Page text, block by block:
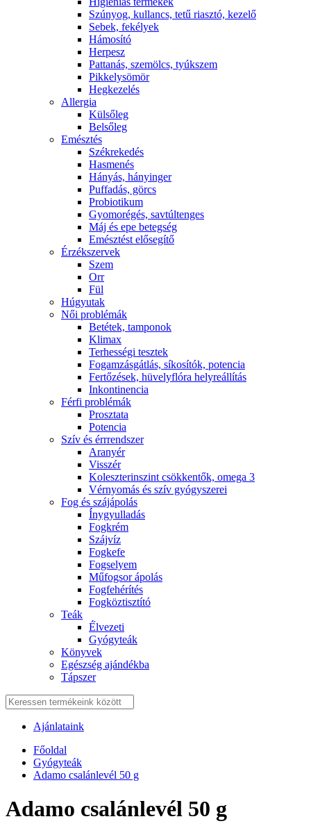
Szúnyog, kullancs, tetű riasztó, kezelő
Sebek, fekélyek
Hámosító
Herpesz
Pattanás, szemölcs, tyúkszem
Pikkelysömör
Hegkezelés
Allergia
Külsőleg
Belsőleg
Emésztés
Székrekedés
Hasmenés
Hányás, hányinger
Puffadás, görcs
Probiotikum
Gyomorégés, savtúltenges
Máj és epe betegség
Emésztést elősegítő
Érzékszervek
Szem
Orr
Fül
Húgyutak
Női problémák
Betétek, tamponok
Klimax
Terhességi tesztek
Fogamzásgátlás, síkosítók, potencia
Fertőzések, hüvelyflóra helyreállítás
Inkontinencia
Férfi problémák
Prosztata
Potencia
Szív és érrrendszer
Aranyér
Visszér
Koleszterinszint csökkentők, omega 3
Vérnyomás és szív gyógyszerei
Fog és szájápolás
Í́nygyulladás
Fogkrém
Szájvíz
Fogkefe
Fogselyem
Műfogsor ápolás
Fogfehérítés
Fogköztisztító
Teák
É́lvezeti
Gyógyteák
Könyvek
Egészség ajándékba
Tápszer
Ajánlataink
Főoldal
Gyógyteák
Adamo csalánlevél 50 g
Adamo csalánlevél 50 g